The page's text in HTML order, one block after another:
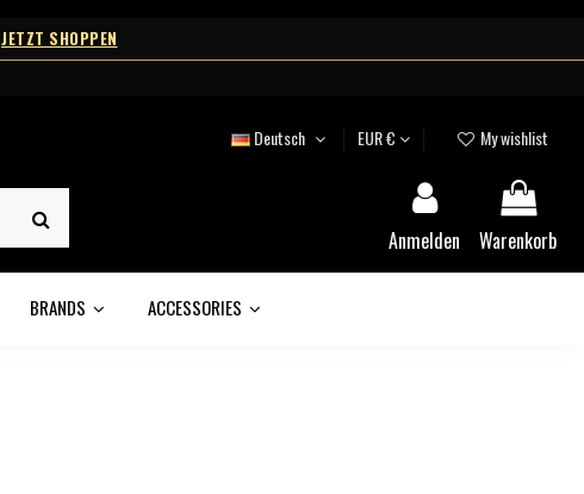
JETZT SHOPPEN
Deutsch EUR € My wishlist
Anmelden Warenkorb
BRANDS ACCESSORIES